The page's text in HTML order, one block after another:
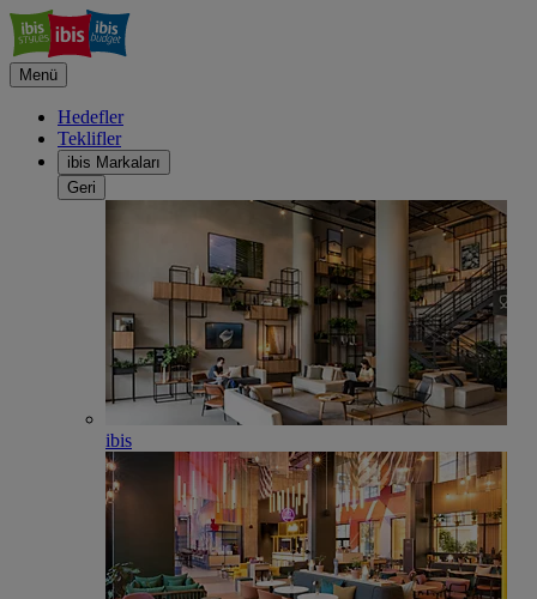
Menü
Hedefler
Teklifler
ibis Markaları
Geri
ibis